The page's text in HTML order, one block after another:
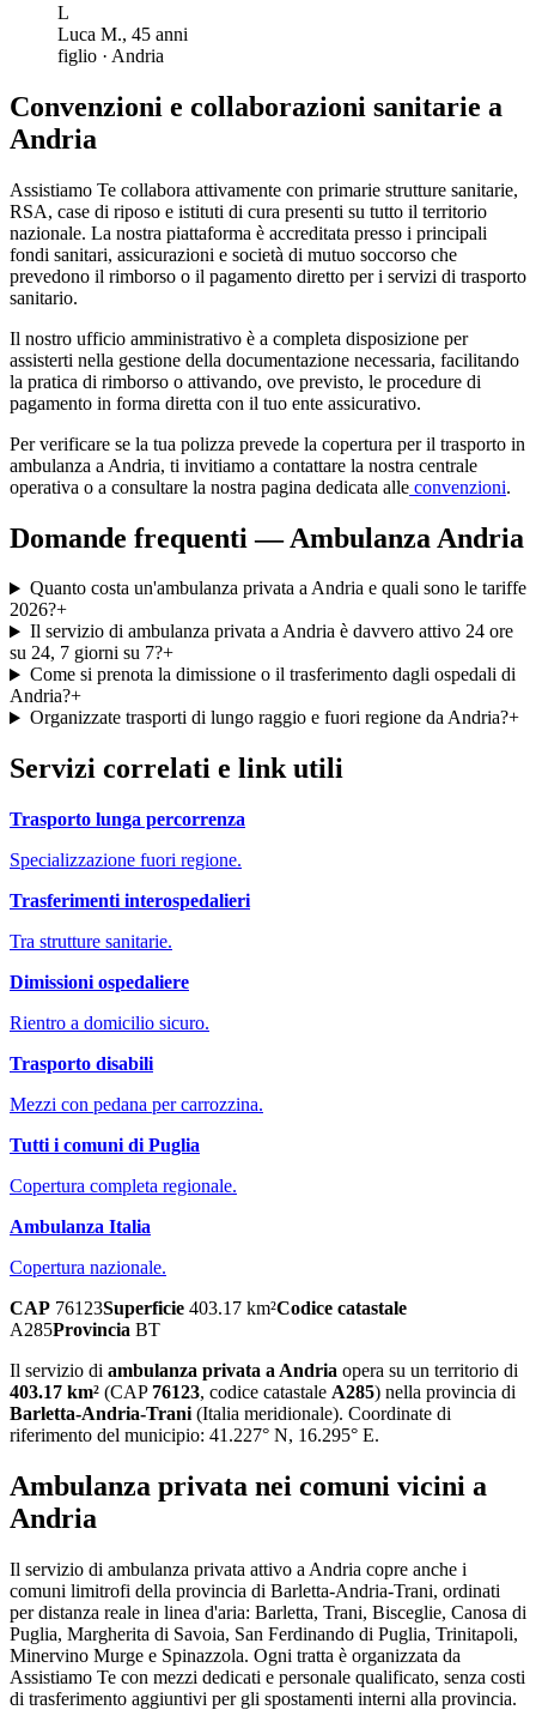
L
Luca M., 45 anni
figlio · Andria
Convenzioni e collaborazioni sanitarie a
Andria
Assistiamo Te collabora attivamente con primarie strutture sanitarie,
RSA, case di riposo e istituti di cura presenti su tutto il territorio
nazionale. La nostra piattaforma è accreditata presso i principali
fondi sanitari, assicurazioni e società di mutuo soccorso che
prevedono il rimborso o il pagamento diretto per i servizi di trasporto
sanitario.
Il nostro ufficio amministrativo è a completa disposizione per
assisterti nella gestione della documentazione necessaria, facilitando
la pratica di rimborso o attivando, ove previsto, le procedure di
pagamento in forma diretta con il tuo ente assicurativo.
Per verificare se la tua polizza prevede la copertura per il trasporto in
ambulanza a Andria, ti invitiamo a contattare la nostra centrale
operativa o a consultare la nostra pagina dedicata alle convenzioni.
Domande frequenti — Ambulanza Andria
Quanto costa un'ambulanza privata a Andria e quali sono le tariffe
2026?+
Il servizio di ambulanza privata a Andria è davvero attivo 24 ore
su 24, 7 giorni su 7?+
Come si prenota la dimissione o il trasferimento dagli ospedali di
Andria?+
Organizzate trasporti di lungo raggio e fuori regione da Andria?+
Servizi correlati e link utili
Trasporto lunga percorrenza
Specializzazione fuori regione.
Trasferimenti interospedalieri
Tra strutture sanitarie.
Dimissioni ospedaliere
Rientro a domicilio sicuro.
Trasporto disabili
Mezzi con pedana per carrozzina.
Tutti i comuni di Puglia
Copertura completa regionale.
Ambulanza Italia
Copertura nazionale.
CAP 76123Superficie 403.17 km²Codice catastale
A285Provincia BT
Il servizio di ambulanza privata a Andria opera su un territorio di
403.17 km² (CAP 76123, codice catastale A285) nella provincia di
Barletta-Andria-Trani (Italia meridionale). Coordinate di
riferimento del municipio: 41.227° N, 16.295° E.
Ambulanza privata nei comuni vicini a
Andria
Il servizio di ambulanza privata attivo a Andria copre anche i
comuni limitrofi della provincia di Barletta-Andria-Trani, ordinati
per distanza reale in linea d'aria: Barletta, Trani, Bisceglie, Canosa di
Puglia, Margherita di Savoia, San Ferdinando di Puglia, Trinitapoli,
Minervino Murge e Spinazzola. Ogni tratta è organizzata da
Assistiamo Te con mezzi dedicati e personale qualificato, senza costi
di trasferimento aggiuntivi per gli spostamenti interni alla provincia.